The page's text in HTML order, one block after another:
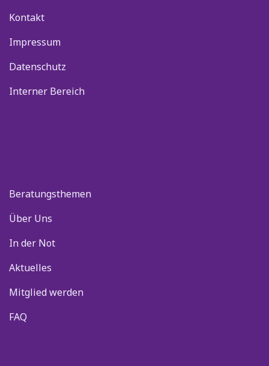
Kontakt
Impressum
Datenschutz
Interner Bereich
Beratungsthemen
Über Uns
In der Not
Aktuelles
Mitglied werden
FAQ